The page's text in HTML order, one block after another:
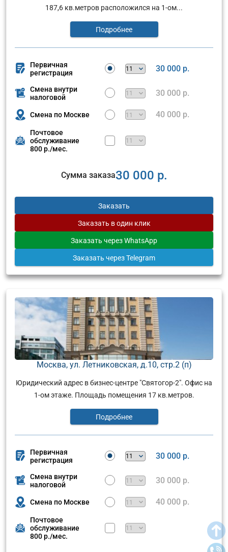
187,6 кв.метров расположился на 1-ом...
Подробнее
Первичная
регистрация
30 000 р.
Смена внутри
налоговой
30 000 р.
Смена по Москве 40 000 р.
Почтовое
обслуживание
800 р./мес.
Сумма заказа30 000 р.
Заказать
Заказать в один клик
Заказать через WhatsApp
Заказать через Telegram
Москва, ул. Летниковская, д.10, стр.2 (п)
Юридический адрес в бизнес-центре "Святогор-2". Офис на
1-ом этаже. Площадь помещения 17 кв.метров.
Подробнее
Первичная
регистрация
30 000 р.
Смена внутри
налоговой
30 000 р.
Смена по Москве 40 000 р.
Почтовое
обслуживание
800 р./мес.